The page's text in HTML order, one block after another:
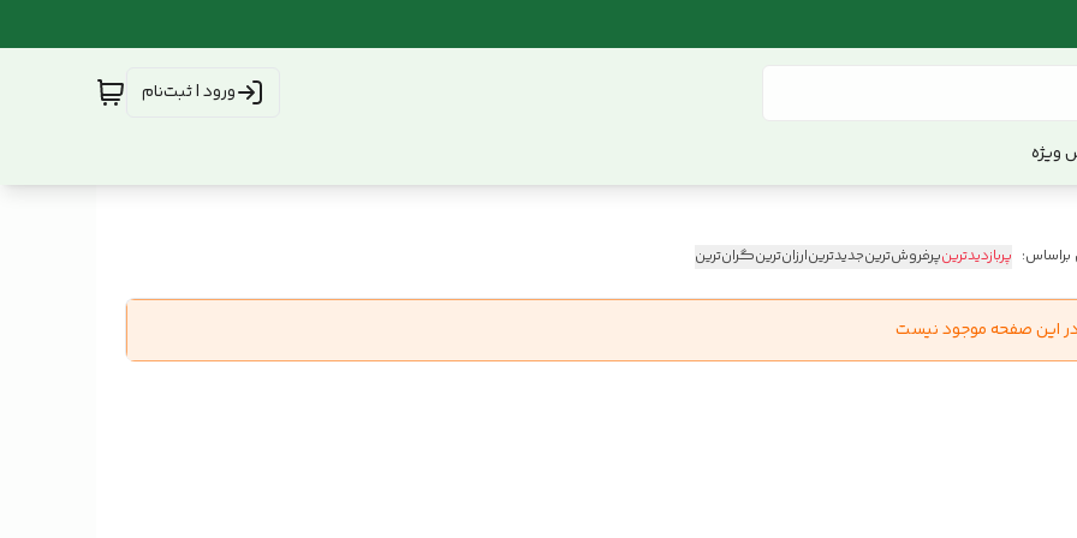
ورود | ثبت‌نام
ویژه
براساس: پربازدیدترینپرفروش‌ترینجدیدترینارزان‌ترینگران‌ترین
این صفحه موجود نیست